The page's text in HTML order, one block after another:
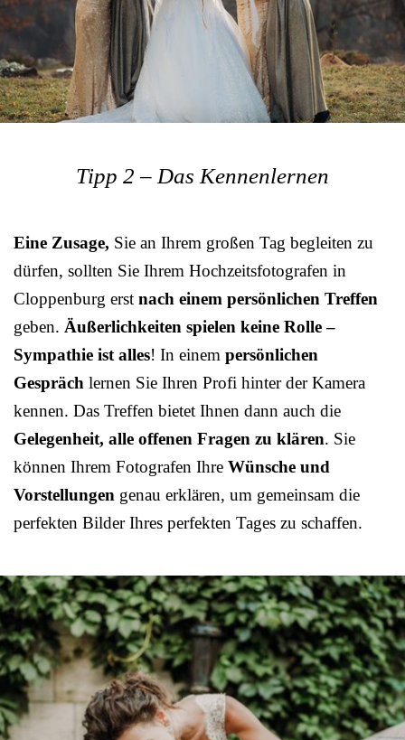
Tipp 2 – Das Kennenlernen
Eine Zusage, Sie an Ihrem großen Tag begleiten zu
dürfen, sollten Sie Ihrem Hochzeitsfotografen in
Cloppenburg erst nach einem persönlichen Treffen
geben. Äußerlichkeiten spielen keine Rolle –
Sympathie ist alles! In einem persönlichen
Gespräch lernen Sie Ihren Profi hinter der Kamera
kennen. Das Treffen bietet Ihnen dann auch die
Gelegenheit, alle offenen Fragen zu klären. Sie
können Ihrem Fotografen Ihre Wünsche und
Vorstellungen genau erklären, um gemeinsam die
perfekten Bilder Ihres perfekten Tages zu schaffen.